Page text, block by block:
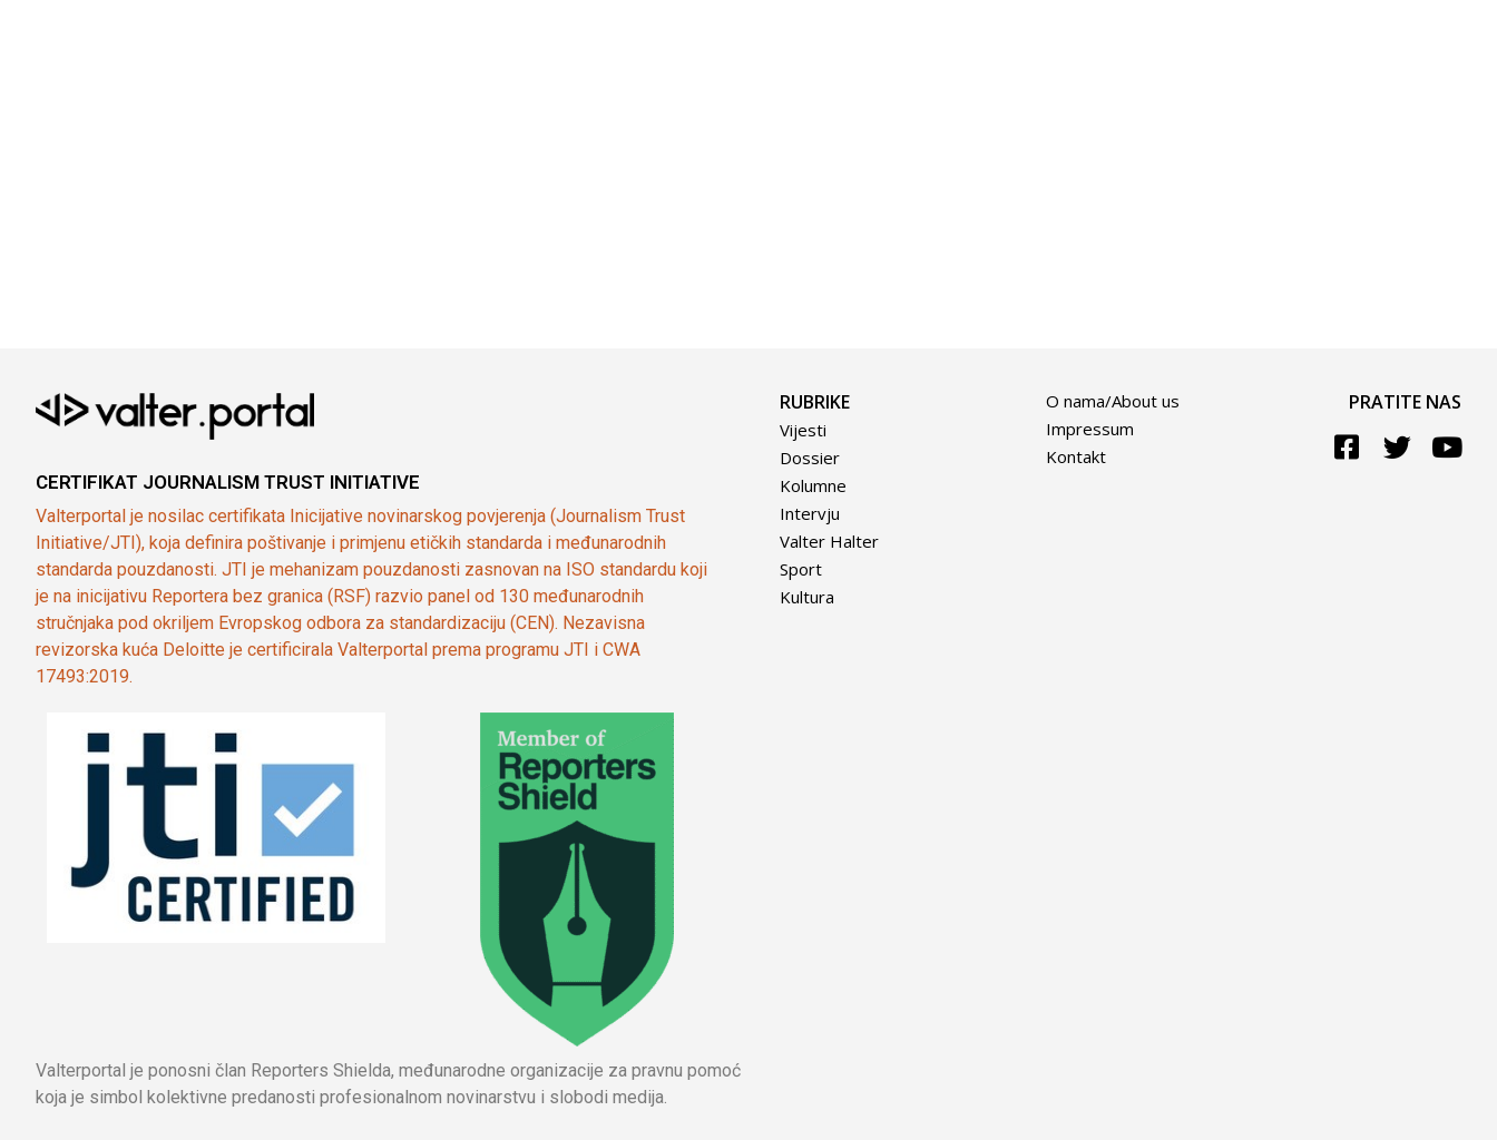
CERTIFIKAT JOURNALISM TRUST INITIATIVE
Valterportal je nosilac certifikata Inicijative novinarskog povjerenja (Journalism Trust
Initiative/JTI), koja definira poštivanje i primjenu etičkih standarda i međunarodnih
standarda pouzdanosti. JTI je mehanizam pouzdanosti zasnovan na ISO standardu koji
je na inicijativu Reportera bez granica (RSF) razvio panel od 130 međunarodnih
stručnjaka pod okriljem Evropskog odbora za standardizaciju (CEN). Nezavisna
revizorska kuća Deloitte je certificirala Valterportal prema programu JTI i CWA
17493:2019.
Valterportal je ponosni član Reporters Shielda, međunarodne organizacije za pravnu pomoć
koja je simbol kolektivne predanosti profesionalnom novinarstvu i slobodi medija.
RUBRIKE
Vijesti
Dossier
Kolumne
Intervju
Valter Halter
Sport
Kultura
O nama/About us
Impressum
Kontakt
PRATITE NAS